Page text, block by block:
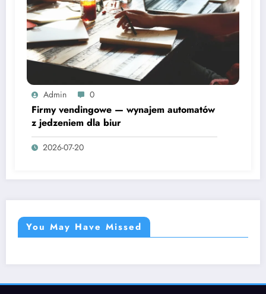
Admin 0
Firmy vendingowe — wynajem automatów
z jedzeniem dla biur
2026-07-20
You May Have Missed